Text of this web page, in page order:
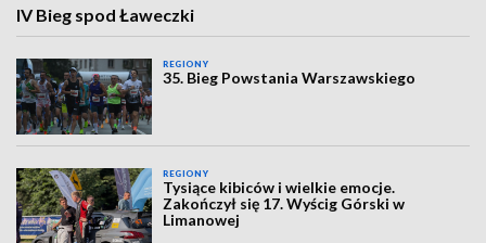
IV Bieg spod Ławeczki
REGIONY
35. Bieg Powstania Warszawskiego
REGIONY
Tysiące kibiców i wielkie emocje.
Zakończył się 17. Wyścig Górski w
Limanowej